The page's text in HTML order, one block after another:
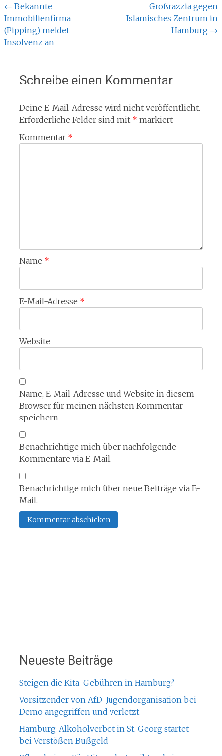
Beitragsnavigation
← Bekannte
Immobilienfirma
(Pipping) meldet
Insolvenz an
Großrazzia gegen
Islamisches Zentrum in
Hamburg →
Schreibe einen Kommentar
Deine E-Mail-Adresse wird nicht veröffentlicht.
Erforderliche Felder sind mit * markiert
Kommentar *
Name *
E-Mail-Adresse *
Website
Name, E-Mail-Adresse und Website in diesem
Browser für meinen nächsten Kommentar
speichern.
Benachrichtige mich über nachfolgende
Kommentare via E-Mail.
Benachrichtige mich über neue Beiträge via E-
Mail.
Neueste Beiträge
Steigen die Kita-Gebühren in Hamburg?
Vorsitzender von AfD-Jugendorganisation bei
Demo angegriffen und verletzt
Hamburg: Alkoholverbot in St. Georg startet –
bei Verstößen Bußgeld